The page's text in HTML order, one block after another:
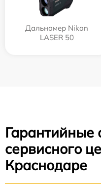
Дальномер Nikon
LASER 50
Гарантийные
сервисного
Краснодаре